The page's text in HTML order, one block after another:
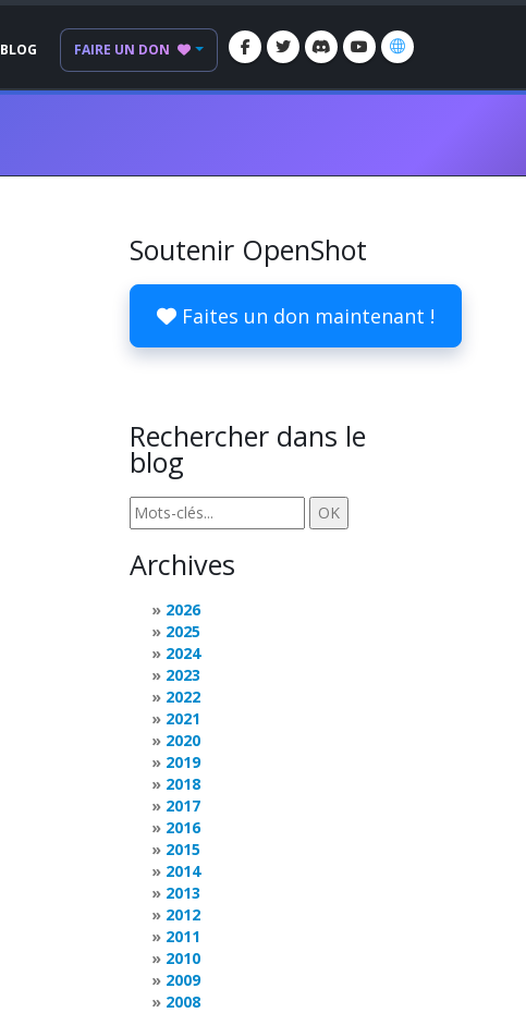
BLOG FAIRE UN DON
Soutenir OpenShot
Faites un don maintenant !
Rechercher dans le
blog
Archives
2026
2025
2024
2023
2022
2021
2020
2019
2018
2017
2016
2015
2014
2013
2012
2011
2010
2009
2008